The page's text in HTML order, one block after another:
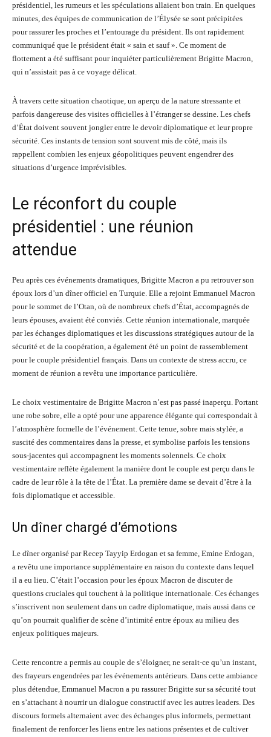
présidentiel, les rumeurs et les spéculations allaient bon train. En quelques
minutes, des équipes de communication de l’Élysée se sont précipitées
pour rassurer les proches et l’entourage du président. Ils ont rapidement
communiqué que le président était « sain et sauf ». Ce moment de
flottement a été suffisant pour inquiéter particulièrement Brigitte Macron,
qui n’assistait pas à ce voyage délicat.
À travers cette situation chaotique, un aperçu de la nature stressante et
parfois dangereuse des visites officielles à l’étranger se dessine. Les chefs
d’État doivent souvent jongler entre le devoir diplomatique et leur propre
sécurité. Ces instants de tension sont souvent mis de côté, mais ils
rappellent combien les enjeux géopolitiques peuvent engendrer des
situations d’urgence imprévisibles.
Le réconfort du couple
présidentiel : une réunion
attendue
Peu après ces événements dramatiques, Brigitte Macron a pu retrouver son
époux lors d’un dîner officiel en Turquie. Elle a rejoint Emmanuel Macron
pour le sommet de l’Otan, où de nombreux chefs d’État, accompagnés de
leurs épouses, avaient été conviés. Cette réunion internationale, marquée
par les échanges diplomatiques et les discussions stratégiques autour de la
sécurité et de la coopération, a également été un point de rassemblement
pour le couple présidentiel français. Dans un contexte de stress accru, ce
moment de réunion a revêtu une importance particulière.
Le choix vestimentaire de Brigitte Macron n’est pas passé inaperçu. Portant
une robe sobre, elle a opté pour une apparence élégante qui correspondait à
l’atmosphère formelle de l’événement. Cette tenue, sobre mais stylée, a
suscité des commentaires dans la presse, et symbolise parfois les tensions
sous-jacentes qui accompagnent les moments solennels. Ce choix
vestimentaire reflète également la manière dont le couple est perçu dans le
cadre de leur rôle à la tête de l’État. La première dame se devait d’être à la
fois diplomatique et accessible.
Un dîner chargé d’émotions
Le dîner organisé par Recep Tayyip Erdogan et sa femme, Emine Erdogan,
a revêtu une importance supplémentaire en raison du contexte dans lequel
il a eu lieu. C’était l’occasion pour les époux Macron de discuter de
questions cruciales qui touchent à la politique internationale. Ces échanges
s’inscrivent non seulement dans un cadre diplomatique, mais aussi dans ce
qu’on pourrait qualifier de scène d’intimité entre époux au milieu des
enjeux politiques majeurs.
Cette rencontre a permis au couple de s’éloigner, ne serait-ce qu’un instant,
des frayeurs engendrées par les événements antérieurs. Dans cette ambiance
plus détendue, Emmanuel Macron a pu rassurer Brigitte sur sa sécurité tout
en s’attachant à nourrir un dialogue constructif avec les autres leaders. Des
discours formels alternaient avec des échanges plus informels, permettant
finalement de renforcer les liens entre les nations présentes et de cultiver